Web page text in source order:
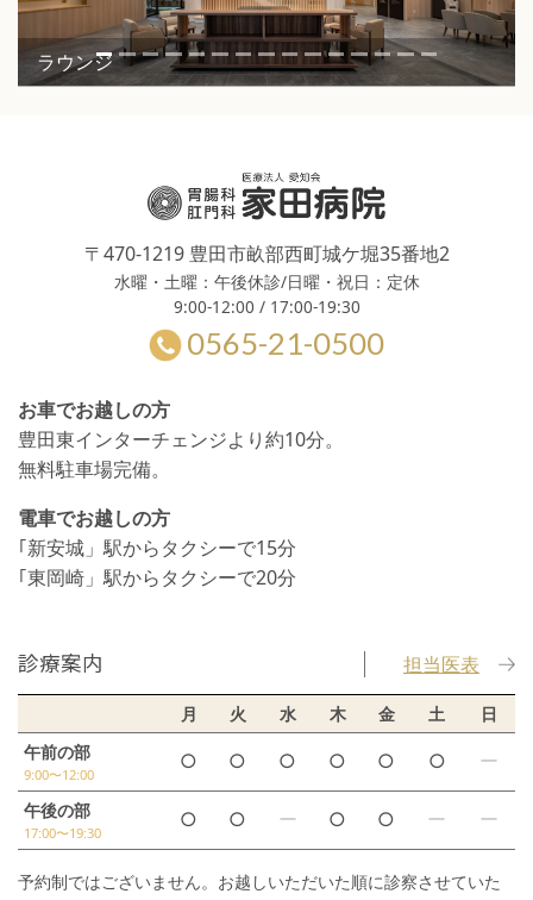
ラウンジ
〒470-1219 豊田市畝部西町城ケ堀35番地2
水曜・土曜：午後休診/日曜・祝日：定休
9:00-12:00 / 17:00-19:30
0565-21-0500
お車でお越しの方
豊田東インターチェンジより約10分。
無料駐車場完備。
電車でお越しの方
｢新安城」駅からタクシーで15分
｢東岡崎」駅からタクシーで20分
診療案内 担当医表
月 火 水 木 金 土
日
午前の部
9:00〜12:00
○ ○ ○ ○ ○ ○ ー
午後の部
17:00〜19:30
○ ○ ー ○ ○ ー ー
予約制ではございません。お越しいただいた順に診察させていた